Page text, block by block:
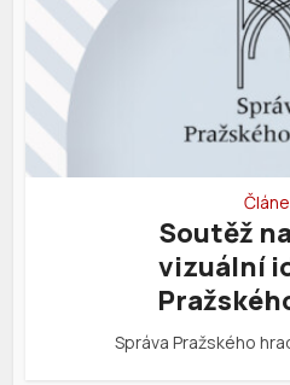
Soutěž
vizuální
Správa Pražského